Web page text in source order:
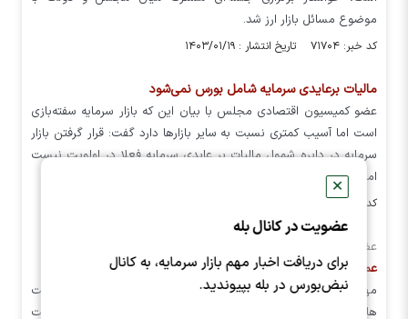
✕
عضویت در کانال بله
برای دریافت اخبار مهم بازار سرمایه، به کانال
نبض‌بورس در بله بپیوندید.
موضوع مسائل بازار ارز شد.
کد خبر: ۷۱۷۰۴ تاریخ انتشار : ۱۴۰۳/۰۱/۱۹
مالیات برعایدی سرمایه شامل بورس نمی‌شود
عضو کمیسیون اقتصادی مجلس با بیان این که بازار سرمایه سفته‌بازی
است اما آسیب کمتری نسبت به سایر بازارها دارد گفت: قرار گرفتن بازار
سرمایه در دایره شمول مالیات بر عایدی سرمایه فعلا در اولویت نیست
اما ممکن است در آینده این اتفاق صورت بگیرد.
کد خبر: ۵۸۸۳۵ تاریخ انتشار : ۱۴۰۲/۰۴/۰۷
عضو کمیسیون اقتصادی مجلس در گفتگو با نبض بورس:
عملکرد رئیس سازمان بورس اعتماد را باز گرداند
مهدی طغیانی در گفت وگو با خبرنگار نبض بورس با اشاره به فعالیت
های سازمان بورس با بیان اینکه مقداری تلاطم در هنگام استقرار دولت